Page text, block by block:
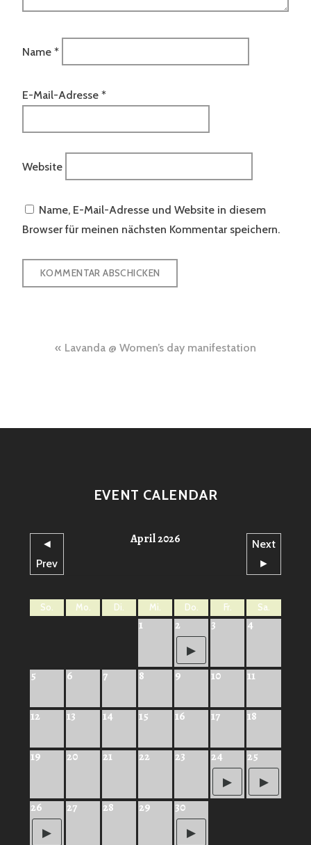
Name *
E-Mail-Adresse *
Website
Name, E-Mail-Adresse und Website in diesem
Browser für meinen nächsten Kommentar speichern.
Beitragsnavigation
Lavanda @ Women’s day manifestation
EVENT CALENDAR
◄
Prev
April 2026
Next
►
So. Mo. Di. Mi. Do. Fr. Sa.
1 2 3 4
5 6 7 8 9 10 11
12 13 14 15 16 17 18
19 20 21 22 23 24 25
26 27 28 29 30